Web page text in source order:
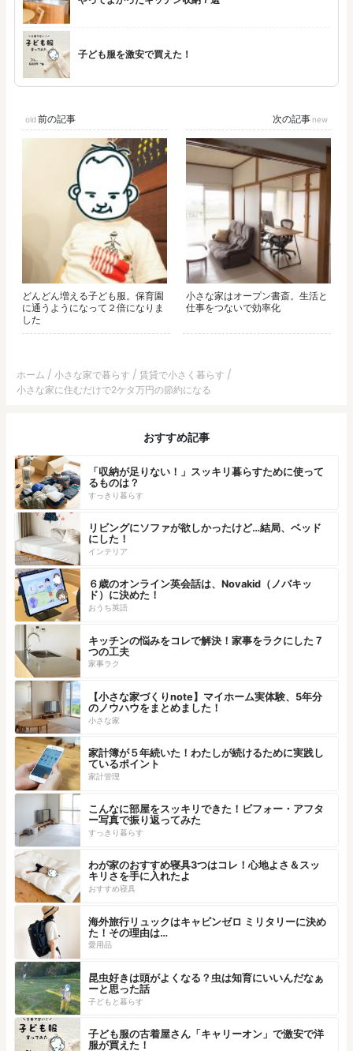
子ども服を激安で買えた！
前の記事
どんどん増える子ども服。保育園
に通うようになって２倍になりま
した
次の記事
小さな家はオープン書斎。生活と
仕事をつないで効率化
ホーム 小さな家で暮らす
賃貸で小さく暮らす
小さな家に住むだけで2ケタ万円の節約になる
おすすめ記事
「収納が足りない！」スッキリ暮らすために使って
るものは？
すっきり暮らす
リビングにソファが欲しかったけど…結局、ベッド
にした！
インテリア
６歳のオンライン英会話は、Novakid（ノバキッ
ド）に決めた！
おうち英語
キッチンの悩みをコレで解決！家事をラクにした７
つの工夫
家事ラク
【小さな家づくりnote】マイホーム実体験、5年分
のノウハウをまとめました！
小さな家
家計簿が５年続いた！わたしが続けるために実践し
ているポイント
家計管理
こんなに部屋をスッキリできた！ビフォー・アフタ
ー写真で振り返ってみた
すっきり暮らす
わが家のおすすめ寝具3つはコレ！心地よさ＆スッ
キリさを手に入れたよ
おすすめ寝具
海外旅行リュックはキャビンゼロ ミリタリーに決め
た！その理由は…
愛用品
昆虫好きは頭がよくなる？虫は知育にいいんだなぁ
ーと思った話
子どもと暮らす
子ども服の古着屋さん「キャリーオン」で激安で洋
服が買えた！